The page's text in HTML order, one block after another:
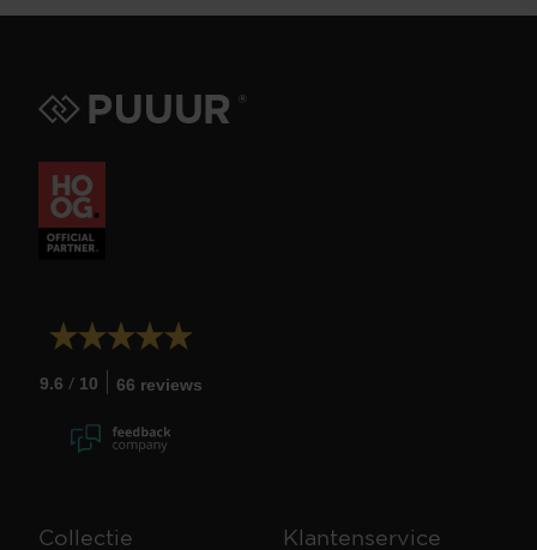
9.6 / 10 66 reviews
Collectie Klantenservice